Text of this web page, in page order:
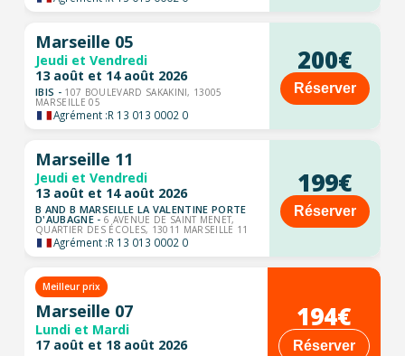
Marseille 05
Jeudi et Vendredi
13 août et 14 août 2026
IBIS - 107 BOULEVARD SAKAKINI, 13005
MARSEILLE 05
Agrément :R 13 013 0002 0
200€
Réserver
Marseille 11
Jeudi et Vendredi
13 août et 14 août 2026
B AND B MARSEILLE LA VALENTINE PORTE
D'AUBAGNE - 6 AVENUE DE SAINT MENET,
QUARTIER DES ÉCOLES, 13011 MARSEILLE 11
Agrément :R 13 013 0002 0
199€
Réserver
Meilleur prix
Marseille 07
Lundi et Mardi
17 août et 18 août 2026
194€
Réserver